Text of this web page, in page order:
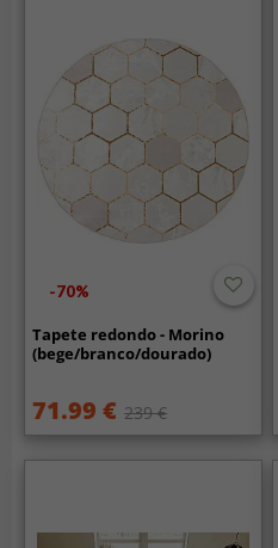
-70%
Tapete redondo - Morino
(bege/branco/dourado)
71.99 € 239 €